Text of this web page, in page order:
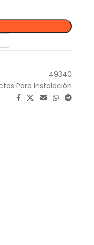
49340
Para Instalación